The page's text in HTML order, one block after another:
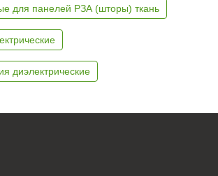
для панелей РЗА (шторы) ткань
диэлектрические